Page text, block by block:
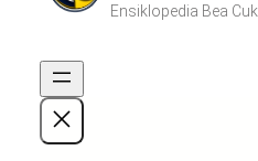
Ensiklopedia Bea